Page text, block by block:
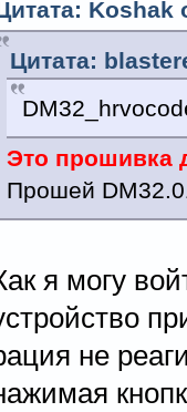
Koshak
Цитата:
Это прошивка
Прошей
я могу
не